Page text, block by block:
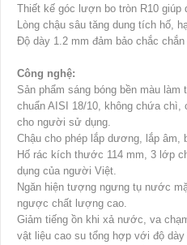
Thiết kế góc lượn bo tròn R10 giúp
Lòng chậu sâu tăng dung tích hố,
Độ dày 1.2 mm đảm bảo chắc
Công nghệ:
Sản phẩm sáng bóng bền màu
chuẩn AISI 18/10, không chứa chì,
cho người sử dụng.
Chậu cho phép lắp dương, lắp âm,
Hố rác kích thước 114 mm, 3 lớp
dụng của người Việt.
Ngăn hiện tượng ngưng tụ nước
ngược chất lượng cao.
Giảm tiếng ồn khi xả nước, va
vật liệu cao su tổng hợp với độ dày